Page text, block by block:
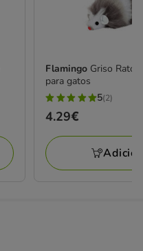
Flamingo Griso Rato
para gatos
5
estrelas
com
2
avaliações
5(2)
Preço
4.29€
4.29€